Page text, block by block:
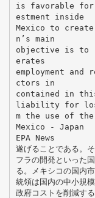
is favorable
estment inside
Mexico to
n’s main
objective is to
erates
employment
ctors in
contained in
liability for loss
m the use of
Mexico - Japan
EPA News
遂げることである。
フラの開発といった
る。メキシコの国内
統領は国内の中小規
政府コストを削減す